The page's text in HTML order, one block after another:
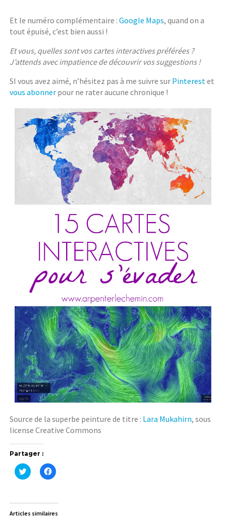
Et le numéro complémentaire :Google Maps, quand on a
tout épuisé, c’est bien aussi !
Et vous, quelles sont vos cartes interactives préférées ?
J’attends avec impatience de découvrir vos suggestions !
SI vous avez aimé, n’hésitez pas à me suivre sur Pinterestet
vous abonner pour ne rater aucune chronique !
Source de la superbe peinture de titre : Lara Mukahirn, sous
license Creative Commons
Partager :
C
l
e
C
l
e
Articles similaires